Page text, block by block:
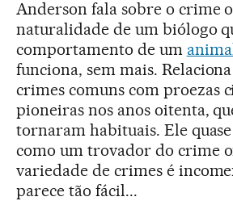
Anderson fala sobre o crime
naturalidade de um biólogo
comportamento de um
funciona, sem mais.
crimes comuns com proezas
pioneiras nos anos oitenta,
tornaram habituais. Ele quase
como um trovador do crime
variedade de crimes é
parece tão fácil...